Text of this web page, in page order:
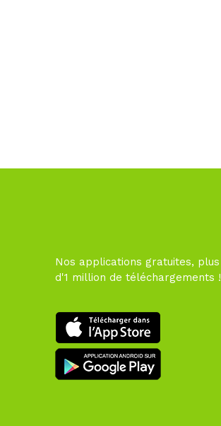
Nos applications gratuites, plus
d'1 million de téléchargements !